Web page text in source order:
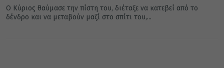
Ο Κύριος θαύμασε την πίστη του, διέταξε να κατεβεί από το
δένδρο και να μεταβούν μαζί στο σπίτι του,...